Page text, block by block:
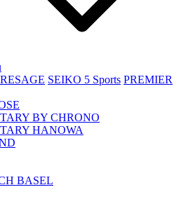
SEIKO 5 Sports PREMIER
BY CHRONO
HANOWA
BASEL